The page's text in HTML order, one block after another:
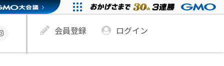
会員登録 ログイン